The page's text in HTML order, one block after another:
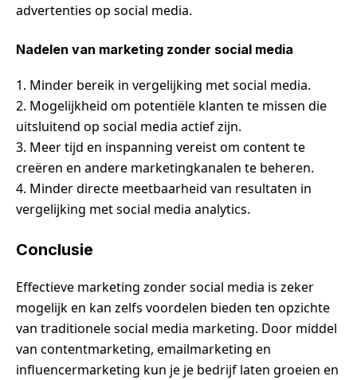
advertenties op social media.
Nadelen van marketing zonder social media
1. Minder bereik in vergelijking met social media.
2. Mogelijkheid om potentiële klanten te missen die
uitsluitend op social media actief zijn.
3. Meer tijd en inspanning vereist om content te
creëren en andere marketingkanalen te beheren.
4. Minder directe meetbaarheid van resultaten in
vergelijking met social media analytics.
Conclusie
Effectieve marketing zonder social media is zeker
mogelijk en kan zelfs voordelen bieden ten opzichte
van traditionele social media marketing. Door middel
van contentmarketing, emailmarketing en
influencermarketing kun je je bedrijf laten groeien en